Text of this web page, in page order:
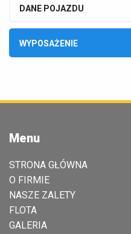
DANE POJAZDU
WYPOSAŻENIE
Menu
STRONA GŁÓWNA
O FIRMIE
NASZE ZALETY
FLOTA
GALERIA